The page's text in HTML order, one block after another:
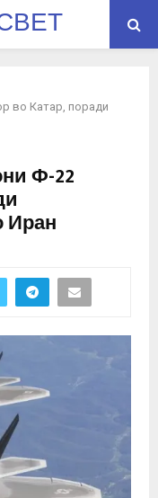
во Катар, поради
Ф-22
Иран